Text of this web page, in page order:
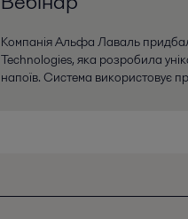
Компанія Альфа Лаваль
Technologies, яка розробила
напоїв. Система використовує